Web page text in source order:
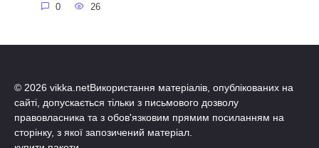
0 26
© 2026 vikka.netВикористання матеріалів, опублікованих на
сайті, допускається тільки з письмового дозволу
правовласника та з обов'язковим прямим посиланням на
сторінку, з якої запозичений матеріал.